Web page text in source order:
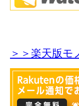
＞＞楽天版モ